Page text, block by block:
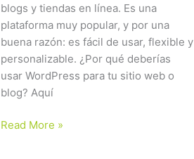
blogs y tiendas en línea. Es una
plataforma muy popular, y por una
buena razón: es fácil de usar, flexible y
personalizable. ¿Por qué deberías
usar WordPress para tu sitio web o
blog? Aquí
Read More »